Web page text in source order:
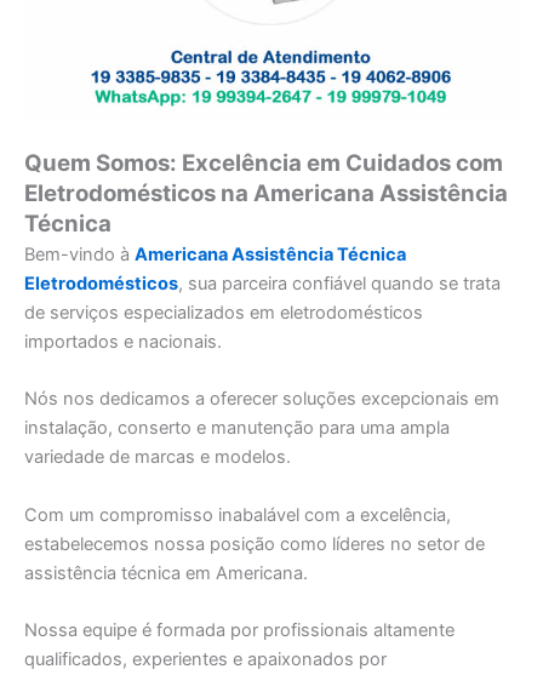
Quem Somos: Excelência em Cuidados com
Eletrodomésticos na Americana Assistência
Técnica
Bem-vindo à Americana Assistência Técnica
Eletrodomésticos, sua parceira confiável quando se trata
de serviços especializados em eletrodomésticos
importados e nacionais.
Nós nos dedicamos a oferecer soluções excepcionais em
instalação, conserto e manutenção para uma ampla
variedade de marcas e modelos.
Com um compromisso inabalável com a excelência,
estabelecemos nossa posição como líderes no setor de
assistência técnica em Americana.
Nossa equipe é formada por profissionais altamente
qualificados, experientes e apaixonados por